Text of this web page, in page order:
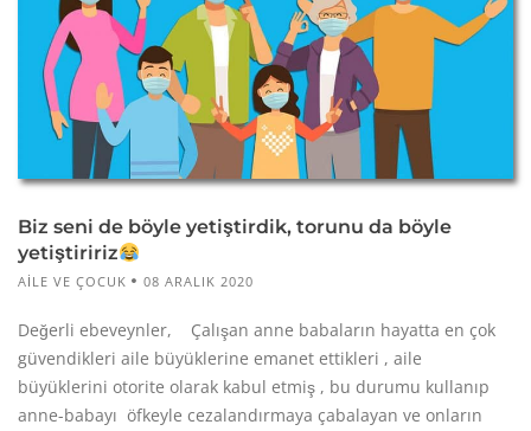
Biz seni de böyle yetiştirdik, torunu da böyle
yetiştiririz
AILE VE ÇOCUK 08 ARALIK 2020
Değerli ebeveynler, Çalışan anne babaların hayatta en çok
güvendikleri aile büyüklerine emanet ettikleri , aile
büyüklerini otorite olarak kabul etmiş , bu durumu kullanıp
anne-babayı öfkeyle cezalandırmaya çabalayan ve onların